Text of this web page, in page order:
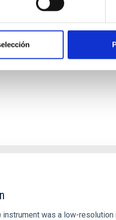
QSO 2237+0305, the
uses a region far enough
instrument was a low-